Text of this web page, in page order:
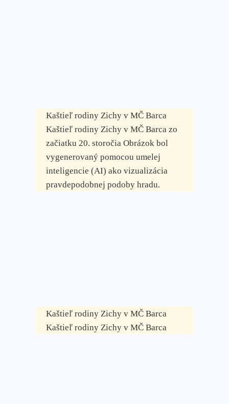
Kaštieľ rodiny Zichy v MČ Barca
Kaštieľ rodiny Zichy v MČ Barca zo
začiatku 20. storočia Obrázok bol
vygenerovaný pomocou umelej
inteligencie (AI) ako vizualizácia
pravdepodobnej podoby hradu.
Kaštieľ rodiny Zichy v MČ Barca
Kaštieľ rodiny Zichy v MČ Barca